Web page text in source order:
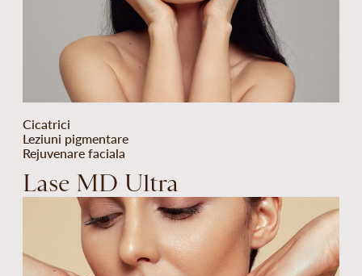
Cicatrici
Leziuni pigmentare
Rejuvenare faciala
Lase MD Ultra